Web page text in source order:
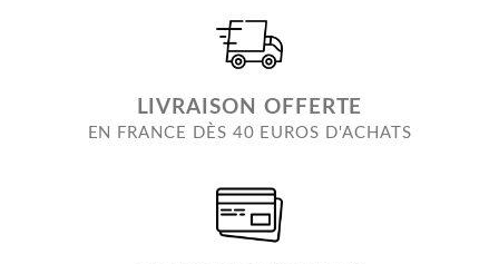
LIVRAISON OFFERTE
EN FRANCE DÈS 40 EUROS D'ACHATS